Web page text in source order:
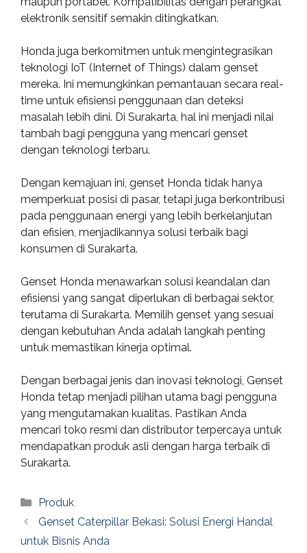
elektronik sensitif semakin ditingkatkan.
Honda juga berkomitmen untuk mengintegrasikan
teknologi IoT (Internet of Things) dalam genset
mereka. Ini memungkinkan pemantauan secara real-
time untuk efisiensi penggunaan dan deteksi
masalah lebih dini. Di Surakarta, hal ini menjadi nilai
tambah bagi pengguna yang mencari genset
dengan teknologi terbaru.
Dengan kemajuan ini, genset Honda tidak hanya
memperkuat posisi di pasar, tetapi juga berkontribusi
pada penggunaan energi yang lebih berkelanjutan
dan efisien, menjadikannya solusi terbaik bagi
konsumen di Surakarta.
Genset Honda menawarkan solusi keandalan dan
efisiensi yang sangat diperlukan di berbagai sektor,
terutama di Surakarta. Memilih genset yang sesuai
dengan kebutuhan Anda adalah langkah penting
untuk memastikan kinerja optimal.
Dengan berbagai jenis dan inovasi teknologi, Genset
Honda tetap menjadi pilihan utama bagi pengguna
yang mengutamakan kualitas. Pastikan Anda
mencari toko resmi dan distributor terpercaya untuk
mendapatkan produk asli dengan harga terbaik di
Surakarta.
Categories
Produk
Genset Caterpillar Bekasi: Solusi Energi Handal
untuk Bisnis Anda